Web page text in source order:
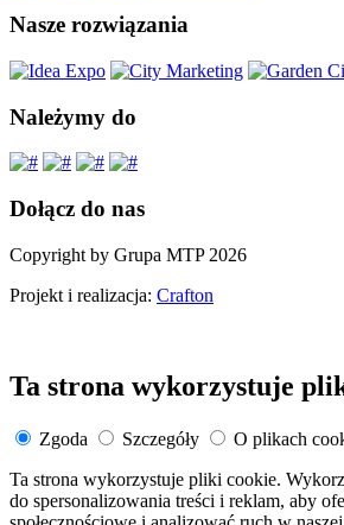
Nasze rozwiązania
Należymy do
Dołącz do nas
Copyright by Grupa MTP 2026
Projekt i realizacja: Crafton
Ta strona wykorzystuje
Zgoda Szczegóły
O plikach
Ta strona wykorzystuje pliki cookie.
do spersonalizowania treści i reklam, aby